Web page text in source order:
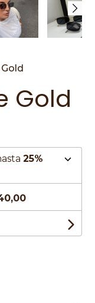
Gold
25%